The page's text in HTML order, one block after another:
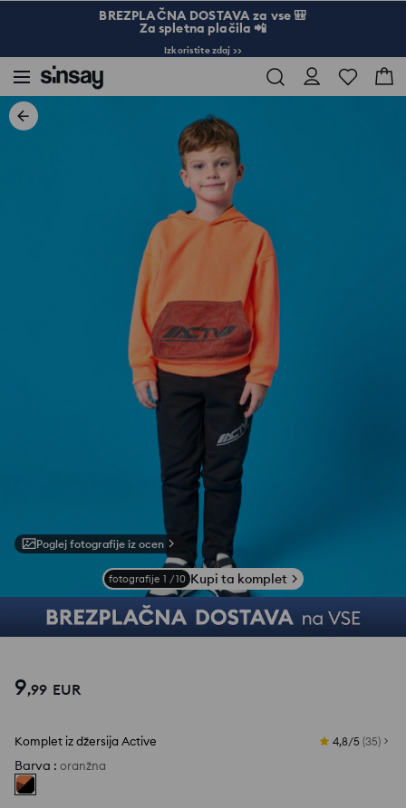
BREZPLAČNA DOSTAVA za vse 🎒
Za spletna plačila 📲
Izkoristite zdaj >>
Poglej fotografije iz ocen
fotografije 1 /10 Kupi ta komplet
9,99 EUR
Komplet iz džersija Active 4,8/5 (35)
Barva : oranžna